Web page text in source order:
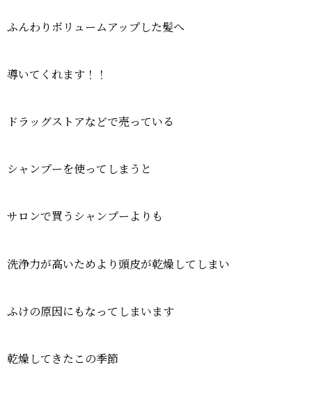
ふんわりボリュームアップした髪へ
導いてくれます！！
ドラッグストアなどで売っている
シャンプーを使ってしまうと
サロンで買うシャンプーよりも
洗浄力が高いためより頭皮が乾燥してしまい
ふけの原因にもなってしまいます
乾燥してきたこの季節